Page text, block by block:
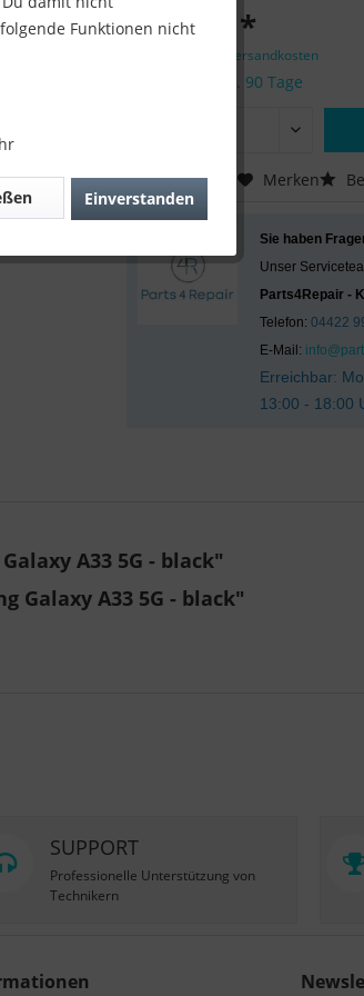
10,90 € *
zzgl. Versandkosten
Lieferzeit ca. 90 Tage
Vergleichen Merken
Sie haben
Unser
Parts4Repair -
Telefon:04422
E-Mail:
Erreichbar:
13:00 - 18:00
A33 5G - black"
Galaxy A33 5G - black"
SUPPORT
Professionelle Unterstützung von
Technikern
Funktionen nicht
Einverstanden